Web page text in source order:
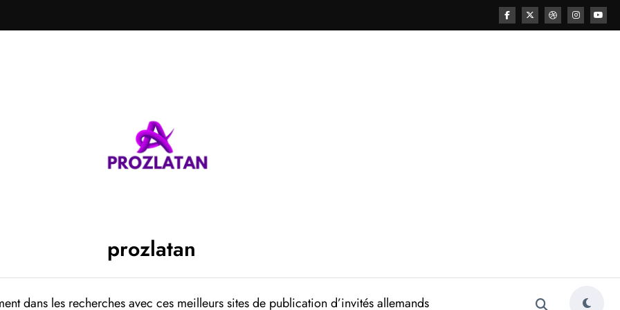
prozlatan
dans les recherches avec ces meilleurs sites de publication d’invités allemands